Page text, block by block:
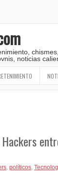
noticias
, políticos,